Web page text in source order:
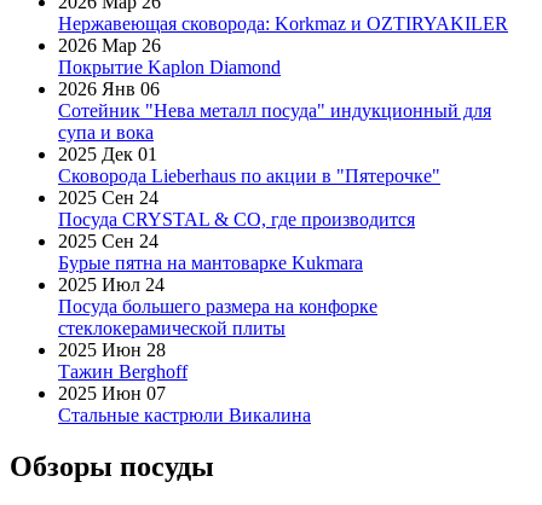
Нержавеющая сковорода: Korkmaz и OZTIRYAKILER
2026 Мар 26
Покрытие Kaplon Diamond
2026 Янв 06
Сотейник "Нева металл посуда" индукционный для
супа и вока
2025 Дек 01
Сковорода Lieberhaus по акции в "Пятерочке"
2025 Сен 24
Посуда CRYSTAL & CO, где производится
2025 Сен 24
Бурые пятна на мантоварке Kukmara
2025 Июл 24
Посуда большего размера на конфорке
стеклокерамической плиты
2025 Июн 28
Тажин Berghoff
2025 Июн 07
Стальные кастрюли Викалина
Обзоры посуды